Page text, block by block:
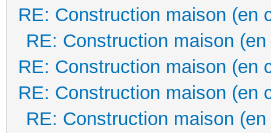
RE: Construction maison (en
RE: Construction maison
RE: Construction maison (en
RE: Construction maison (en
RE: Construction maison